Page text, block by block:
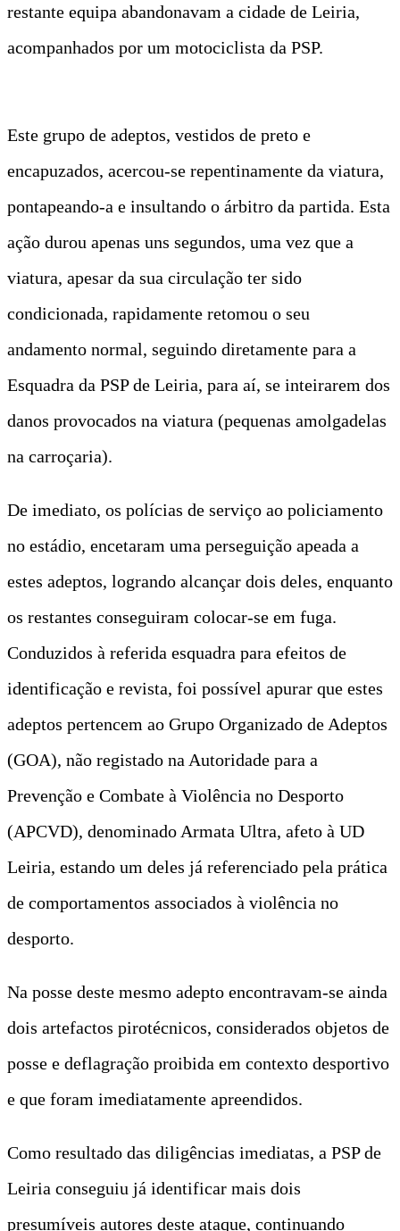
restante equipa abandonavam a cidade de Leiria,
acompanhados por um motociclista da PSP.
Este grupo de adeptos, vestidos de preto e
encapuzados, acercou-se repentinamente da viatura,
pontapeando-a e insultando o árbitro da partida. Esta
ação durou apenas uns segundos, uma vez que a
viatura, apesar da sua circulação ter sido
condicionada, rapidamente retomou o seu
andamento normal, seguindo diretamente para a
Esquadra da PSP de Leiria, para aí, se inteirarem dos
danos provocados na viatura (pequenas amolgadelas
na carroçaria).
De imediato, os polícias de serviço ao policiamento
no estádio, encetaram uma perseguição apeada a
estes adeptos, logrando alcançar dois deles, enquanto
os restantes conseguiram colocar-se em fuga.
Conduzidos à referida esquadra para efeitos de
identificação e revista, foi possível apurar que estes
adeptos pertencem ao Grupo Organizado de Adeptos
(GOA), não registado na Autoridade para a
Prevenção e Combate à Violência no Desporto
(APCVD), denominado Armata Ultra, afeto à UD
Leiria, estando um deles já referenciado pela prática
de comportamentos associados à violência no
desporto.
Na posse deste mesmo adepto encontravam-se ainda
dois artefactos pirotécnicos, considerados objetos de
posse e deflagração proibida em contexto desportivo
e que foram imediatamente apreendidos.
Como resultado das diligências imediatas, a PSP de
Leiria conseguiu já identificar mais dois
presumíveis autores deste ataque, continuando